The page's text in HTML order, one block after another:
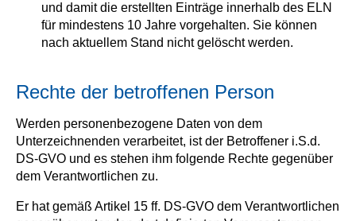
und damit die erstellten Einträge innerhalb des ELN
für mindestens 10 Jahre vorgehalten. Sie können
nach aktuellem Stand nicht gelöscht werden.
Rechte der betroffenen Person
Werden personenbezogene Daten von dem
Unterzeichnenden verarbeitet, ist der Betroffener i.S.d.
DS-GVO und es stehen ihm folgende Rechte gegenüber
dem Verantwortlichen zu.
Er hat gemäß Artikel 15 ff. DS-GVO dem Verantwortlichen